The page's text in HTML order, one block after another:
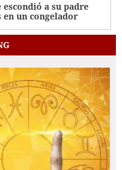
a su padre
un congelador